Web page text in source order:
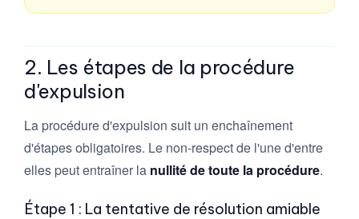
2. Les étapes de la procédure
d'expulsion
La procédure d'expulsion suit un enchaînement
d'étapes obligatoires. Le non-respect de l'une d'entre
elles peut entraîner la nullité de toute la procédure.
Étape 1 : La tentative de résolution amiable